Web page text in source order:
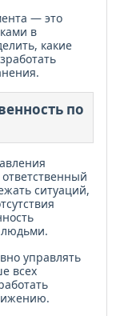
— это
в
какие
по
ситуаций,
людьми.
управлять
всех